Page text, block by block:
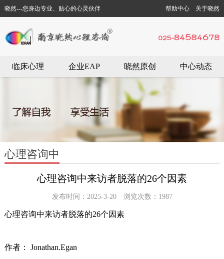
帮助中心 关于晓然
晓然---您身边专业、贴心的心灵伙伴
临床心理 企业EAP 晓然原创 中心动态
心理咨询中
心理咨询中来访者脱落的26个因素
发布时间：2025-3-20 浏览次数：1987
心理咨询中来访者脱落的26个因素
作者： Jonathan.Egan